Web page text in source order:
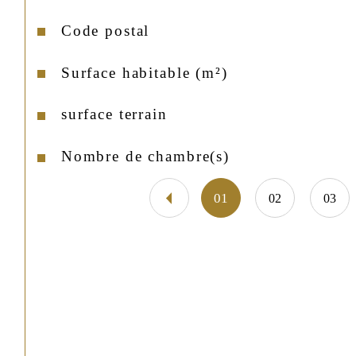
Caractéristiques Valeurs
Code postal
Surface habitable (m²)
surface terrain
Nombre de chambre(s)
01 02 03